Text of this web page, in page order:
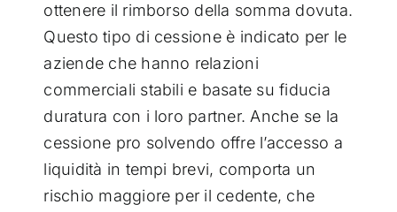
ottenere il rimborso della somma dovuta.
Questo tipo di cessione è indicato per le
aziende che hanno relazioni
commerciali stabili e basate su fiducia
duratura con i loro partner. Anche se la
cessione pro solvendo offre l’accesso a
liquidità in tempi brevi, comporta un
rischio maggiore per il cedente, che